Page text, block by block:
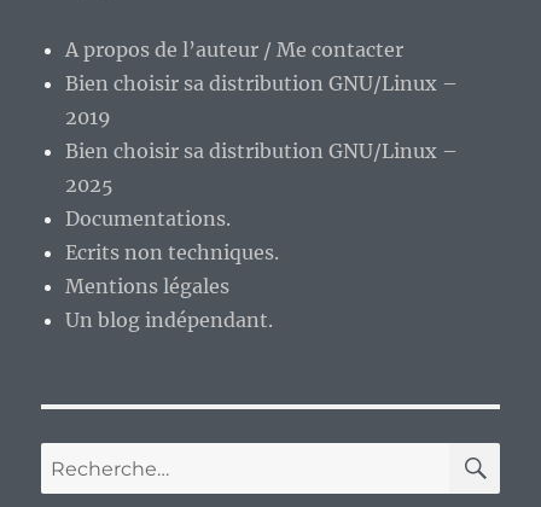
A propos de l’auteur / Me contacter
Bien choisir sa distribution GNU/Linux –
2019
Bien choisir sa distribution GNU/Linux –
2025
Documentations.
Ecrits non techniques.
Mentions légales
Un blog indépendant.
Recherche
pour :